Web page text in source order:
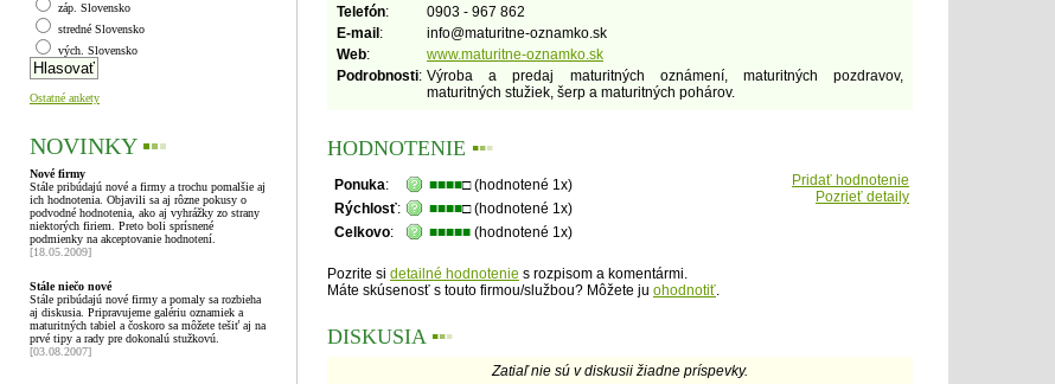
záp. Slovensko
stredné Slovensko
vých. Slovensko
Ostatné ankety
NOVINKY ▪▪▪
Nové firmy
Stále pribúdajú nové a firmy a trochu pomalšie aj
ich hodnotenia. Objavili sa aj rôzne pokusy o
podvodné hodnotenia, ako aj vyhrážky zo strany
niektorých firiem. Preto boli sprísnené
podmienky na akceptovanie hodnotení.
[18.05.2009]
Stále niečo nové
Stále pribúdajú nové firmy a pomaly sa rozbieha
aj diskusia. Pripravujeme galériu oznamiek a
maturitných tabiel a čoskoro sa môžete tešiť aj na
prvé tipy a rady pre dokonalú stužkovú.
[03.08.2007]
Telefón:
0903 - 967 862
E-mail : info@maturitne-oznamko.sk
Web:
www.maturitne-oznamko.sk
Podrobnosti: Výroba a predaj maturitných oznámení, maturitných pozdravov,
maturitných stužiek, šerp a maturitných pohárov.
HODNOTENIE ▪▪▪
Ponuka: ■■■■□ (hodnotené 1x)
Rýchlosť: ■■■■□ (hodnotené 1x)
Celkovo: ■■■■■ (hodnotené 1x)
Pridať hodnotenie
Pozrieť detaily
Pozrite si detailné hodnotenie s rozpisom a komentármi.
Máte skúsenosť s touto firmou/službou? Môžete ju ohodnotiť.
DISKUSIA ▪▪▪
Zatiaľ nie sú v diskusii žiadne príspevky.